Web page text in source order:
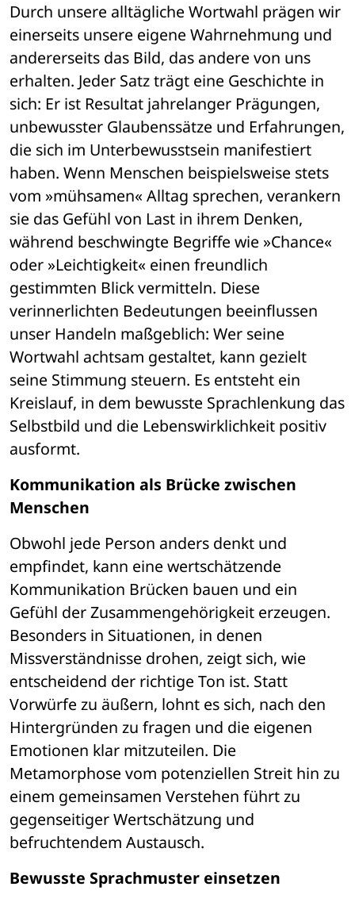
Durch unsere alltägliche Wortwahl prägen wir
einerseits unsere eigene Wahrnehmung und
andererseits das Bild, das andere von uns
erhalten. Jeder Satz trägt eine Geschichte in
sich: Er ist Resultat jahrelanger Prägungen,
unbewusster Glaubenssätze und Erfahrungen,
die sich im Unterbewusstsein manifestiert
haben. Wenn Menschen beispielsweise stets
vom »mühsamen« Alltag sprechen, verankern
sie das Gefühl von Last in ihrem Denken,
während beschwingte Begriffe wie »Chance«
oder »Leichtigkeit« einen freundlich
gestimmten Blick vermitteln. Diese
verinnerlichten Bedeutungen beeinflussen
unser Handeln maßgeblich: Wer seine
Wortwahl achtsam gestaltet, kann gezielt
seine Stimmung steuern. Es entsteht ein
Kreislauf, in dem bewusste Sprachlenkung das
Selbstbild und die Lebenswirklichkeit positiv
ausformt.
Kommunikation als Brücke zwischen
Menschen
Obwohl jede Person anders denkt und
empfindet, kann eine wertschätzende
Kommunikation Brücken bauen und ein
Gefühl der Zusammengehörigkeit erzeugen.
Besonders in Situationen, in denen
Missverständnisse drohen, zeigt sich, wie
entscheidend der richtige Ton ist. Statt
Vorwürfe zu äußern, lohnt es sich, nach den
Hintergründen zu fragen und die eigenen
Emotionen klar mitzuteilen. Die
Metamorphose vom potenziellen Streit hin zu
einem gemeinsamen Verstehen führt zu
gegenseitiger Wertschätzung und
befruchtendem Austausch.
Bewusste Sprachmuster einsetzen